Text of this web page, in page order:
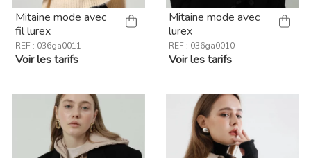
Mitaine mode avec
fil lurex
REF : 036ga0011
Voir les tarifs
Mitaine mode avec
lurex
REF : 036ga0010
Voir les tarifs